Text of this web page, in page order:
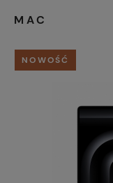
MAC
NOWOŚĆ